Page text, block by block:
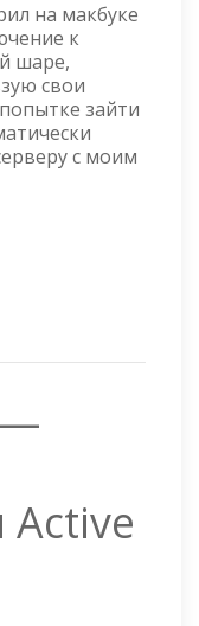
на макбуке
к
шаре,
свои
зайти
с моим
—
Active